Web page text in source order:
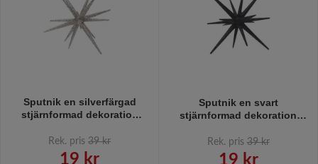
Sputnik en silverfärgad
stjärnformad dekoration
Rek. pris 39 kr
19 kr
Sputnik en svart
stjärnformad dekoration
Rek. pris 39 kr
19 kr